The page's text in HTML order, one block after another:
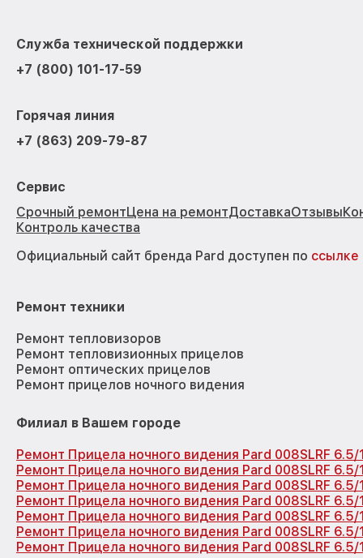
Служба технической поддержки
+7 (800) 101-17-59
Горячая линия
+7 (863) 209-79-87
Сервис
Срочный ремонтЦена на ремонтДоставкаОтзывы
Контроль качества
Официальный сайт бренда Pard доступен по ссылке
Ремонт техники
Ремонт тепловизоров
Ремонт тепловизионных прицелов
Ремонт оптических прицелов
Ремонт прицелов ночного видения
Филиал в Вашем городе
Ремонт Прицела ночного видения Pard 008SLRF
Ремонт Прицела ночного видения Pard 008SLRF
Ремонт Прицела ночного видения Pard 008SLRF
Ремонт Прицела ночного видения Pard 008SLRF
Ремонт Прицела ночного видения Pard 008SLRF
Ремонт Прицела ночного видения Pard 008SLRF
Ремонт Прицела ночного видения Pard 008SLRF 6.5/